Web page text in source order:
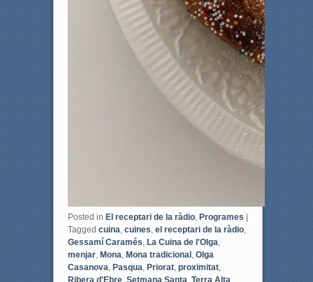
Posted in El receptari de la ràdio, Programes
Tagged cuina, cuines, el receptari de la ràdio,
Gessamí Caramés, La Cuina de l'Olga,
menjar, Mona, Mona tradicional , Olga
Casanova, Pasqua, Priorat, proximitat,
Ribera d'Ebre, Setmana Santa Terra Alta